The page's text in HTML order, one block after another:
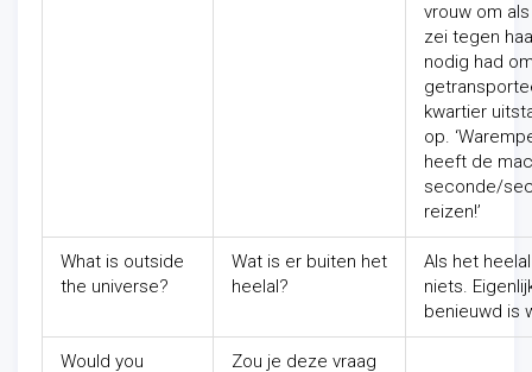
vrouw om
zei tegen
nodig had
kwartier
op.
heeft de
seconde/
reizen!’
What is outside
the universe?
Wat is er buiten het
heelal?
Als het
niets.
benieuwd is
Would you
Zou je deze vraag